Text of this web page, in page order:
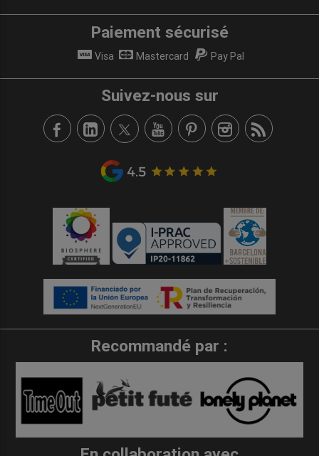
Paiement sécurisé
Visa Mastercard Pay Pal
Suivez-nous sur
Recommandé par :